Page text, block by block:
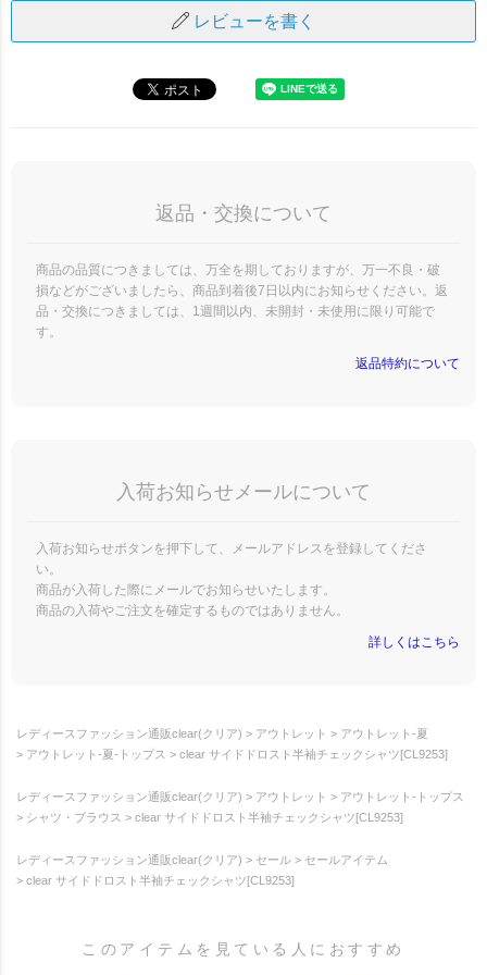
レビューを書く
返品・交換について
商品の品質につきましては、万全を期しておりますが、万一不良・破
損などがございましたら、商品到着後7日以内にお知らせください。返
品・交換につきましては、1週間以内、未開封・未使用に限り可能で
す。
返品特約について
入荷お知らせメールについて
入荷お知らせボタンを押下して、メールアドレスを登録してくださ
い。
商品が入荷した際にメールでお知らせいたします。
商品の入荷やご注文を確定するものではありません。
詳しくはこちら
レディースファッション通販clear(クリア) アウトレット
アウトレット-夏
アウトレット-夏-トップス
clear サイドドロスト半袖チェックシャツ[CL9253]
レディースファッション通販clear(クリア) アウトレット
アウトレット-トップス
シャツ・ブラウス
clear サイドドロスト半袖チェックシャツ[CL9253]
レディースファッション通販clear(クリア) セール
セールアイテム
clear サイドドロスト半袖チェックシャツ[CL9253]
このアイテムを見ている人におすすめ